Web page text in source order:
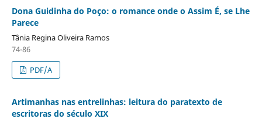
Dona Guidinha do Poço: o romance onde o Assim É, se Lhe
Parece
Tânia Regina Oliveira Ramos
74-86
PDF/A
Artimanhas nas entrelinhas: leitura do paratexto de
escritoras do século XIX